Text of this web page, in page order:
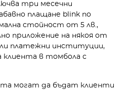
три месечни
плащане blink по
стойност от 5 лв.,
приложение на някоя от
платежни институции,
клиента в томбола с
могат да бъдат клиенти